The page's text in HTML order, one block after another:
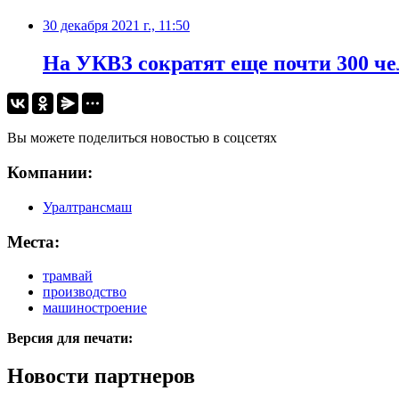
30 декабря 2021 г., 11:50
​На УКВЗ сократят еще почти 300
Вы можете поделиться новостью в соцсетях
Компании:
Уралтрансмаш
Места:
трамвай
производство
машиностроение
Версия для печати:
Новости партнеров